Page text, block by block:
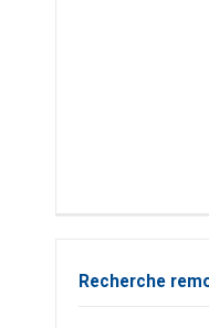
Recherche